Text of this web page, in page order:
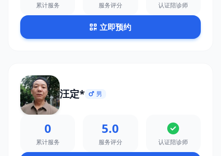
累计服务 服务评分 认证陪诊师
立即预约
汪定* 男
0
累计服务
5.0
服务评分 认证陪诊师